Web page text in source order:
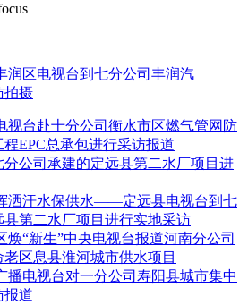
润区电视台到七分公司丰润汽
拍摄
视台赴十分公司衡水市区燃气管网防
EPC总承包进行采访报道
分公司承建的定远县第二水厂项目进
洒汗水保供水——定远县电视台到七
第二水厂项目进行实地采访
焕“新生”中央电视台报道河南分公司
区息县淮河城市供水项目
播电视台对一分公司寿阳县城市集中
报道